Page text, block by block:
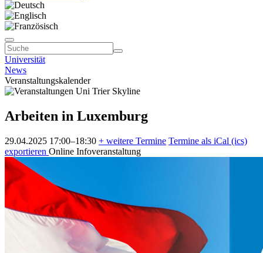
Universität
News
Veranstaltungskalender
Arbeiten in Luxemburg
29.04.2025 17:00–18:30 + weitere Termine Termine als iCal (ics)
exportieren Online Infoveranstaltung